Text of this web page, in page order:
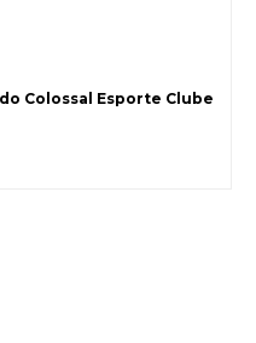
Colossal Esporte Clube